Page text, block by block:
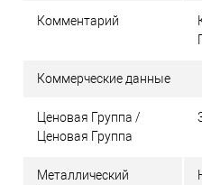
Комментарий
Коммерческие данные
Ценовая Группа /
Ценовая Группа
Металлический